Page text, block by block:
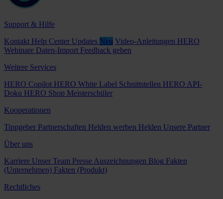
Support & Hilfe
Kontakt Help Center Updates Neu Video-Anleitungen HERO
Webinare Daten-Import Feedback geben
Weitere Services
HERO Copilot HERO White Label Schnittstellen HERO API-
Doku HERO Shop Meisterschüler
Kooperationen
Tippgeber Partnerschaften Helden werben Helden Unsere Partner
Über uns
Karriere Unser Team Presse Auszeichnungen Blog Fakten
(Unternehmen) Fakten (Produkt)
Rechtliches